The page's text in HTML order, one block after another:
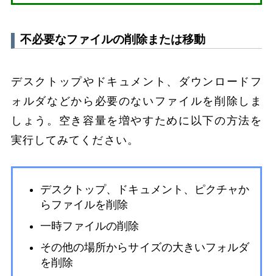
不必要なファイルの削除または移動
デスクトップやドキュメント、ダウンロードフ
ォルダなどから必要のないファイルを削除しま
しょう。空き容量を増やすために以下の方法を
実行してみてください。
デスクトップ、ドキュメント、ピクチャか
らファイルを削除
一時ファイルの削除
その他の場所からサイズの大きいフォルダ
を削除